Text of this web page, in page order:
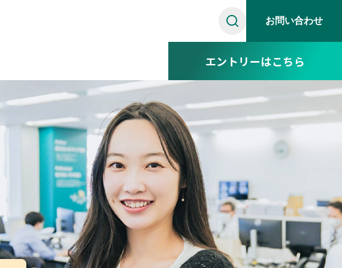
お客様の声
タカマツハウスとは
採用メッセージ
適時開示
お問い合わせ
エントリーはこちら